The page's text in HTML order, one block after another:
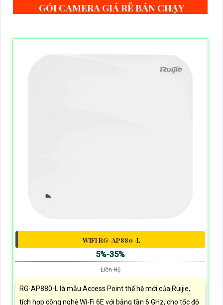
GÓI CAMERA GIÁ RẺ BÁN CHẠY
WIFI RG-AP880-L
5%-35%
Liên Hệ
RG-AP880-L là mẫu Access Point thế hệ mới của Ruijie,
tích hợp công nghệ Wi-Fi 6E với băng tần 6 GHz, cho tốc độ